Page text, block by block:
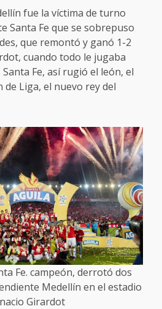
fue la víctima de turno
Santa Fe que se sobrepuso
que remontó y ganó 1-2
cuando todo le jugaba
Fe, así rugió el león, el
de Liga, el nuevo rey del
Fe. campeón, derrotó dos
Medellín en el estadio
Girardot